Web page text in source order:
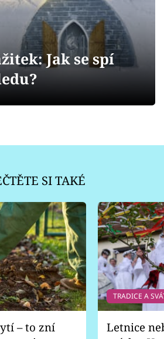
Jak se spí
SI TAKÉ
– to zní
TRADICE A
Letnice